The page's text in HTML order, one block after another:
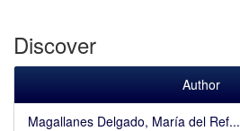
Discover
Author
Magallanes Delgado, María del Ref...